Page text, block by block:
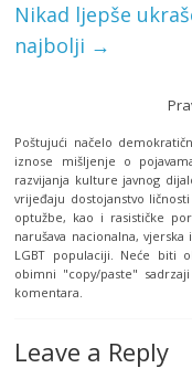
Nikad ljepše
najbolji →
Poštujući načelo
iznose mišljenje o
razvijanja kulture javnog
vrijeđaju dostojanstvo
optužbe, kao i rasističke
narušava nacionalna,
LGBT populaciji. Neće biti
obimni "copy/paste"
komentara.
Leave a Reply